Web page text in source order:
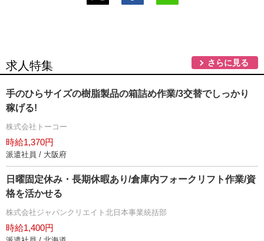
求人特集 さらに見る
手のひらサイズの樹脂製品の箱詰め作業/3交替でしっかり
稼げる!
株式会社トーコー
時給1,370円
派遣社員 / 大阪府
日曜固定休み・長期休暇あり/倉庫内フォークリフト作業/資
格を活かせる
株式会社ジャパンクリエイト北日本事業統括部
時給1,400円